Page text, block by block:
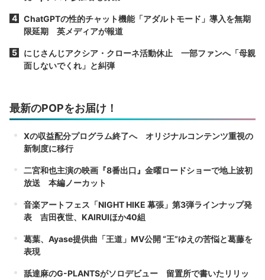
ChatGPTの性的チャット機能「アダルトモード」導入を無期
限延期 英メディアが報道
にじさんじアクシア・クローネ活動休止 一部ファンへ「母親
面しないでくれ」と糾弾
最新のPOPをお届け！
Xの収益配分プログラム終了へ オリジナルコンテンツ重視の
新制度に移行
二宮和也主演の映画『8番出口』金曜ロードショーで地上波初
放送 本編ノーカット
音楽アートフェス「NIGHT HIKE 幕張」第3弾ラインナップ発
表 吉田夜世、KAIRUIほか40組
葛葉、Ayase提供曲「王道」MV公開 “王”ゆえの苦悩と葛藤を
表現
舐達麻のG-PLANTSがソロデビュー 留置所で書いたリリッ